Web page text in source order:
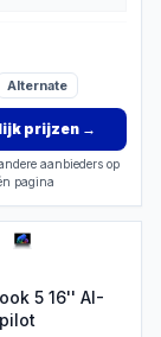
Alternate
prijzen→
aanbieders op
pagina
5 16'' AI-